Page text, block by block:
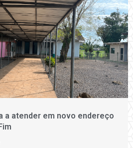
a atender em novo endereço